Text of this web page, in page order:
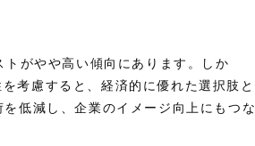
がやや高い傾向にあります。しか
考慮すると、経済的に優れた選択肢と
低減し、企業のイメージ向上にもつな